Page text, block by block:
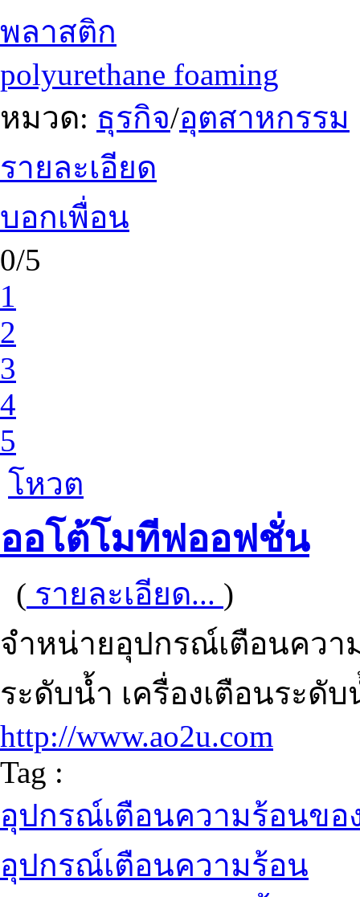
พลาสติก
polyurethane foaming
หมวด: ธุรกิจ/อุตสาหกรรม
รายละเอียด
บอกเพื่อน
0/5
1
2
3
4
5
โหวต
ออโต้โมทีฟออฟชั่น
( รายละเอียด... )
จำหน่ายอุปกรณ์เตือนคว
ระดับน้ำ เครื่องเตือนระดั
http://www.ao2u.com
Tag :
อุปกรณ์เตือนความร้อนขอ
อุปกรณ์เตือนความร้อน